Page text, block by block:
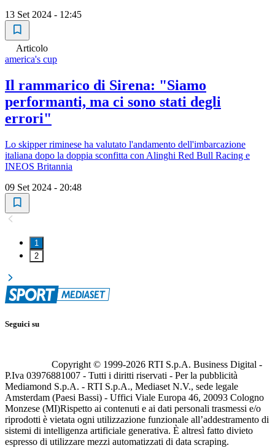
13 Set 2024 - 12:45
Articolo
america's cup
Il rammarico di Sirena: "Siamo
performanti, ma ci sono stati degli
errori"
Lo skipper riminese ha valutato l'andamento dell'imbarcazione
italiana dopo la doppia sconfitta con Alinghi Red Bull Racing e
INEOS Britannia
09 Set 2024 - 20:48
1
2
Seguici su
Copyright © 1999-2026 RTI S.p.A. Business Digital -
P.Iva 03976881007 - Tutti i diritti riservati - Per la pubblicità
Mediamond S.p.A. - RTI S.p.A., Mediaset N.V., sede legale
Amsterdam (Paesi Bassi) - Uffici Viale Europa 46, 20093 Cologno
Monzese (MI)Rispetto ai contenuti e ai dati personali trasmessi e/o
riprodotti è vietata ogni utilizzazione funzionale all’addestramento di
sistemi di intelligenza artificiale generativa. È altresì fatto divieto
espresso di utilizzare mezzi automatizzati di data scraping.